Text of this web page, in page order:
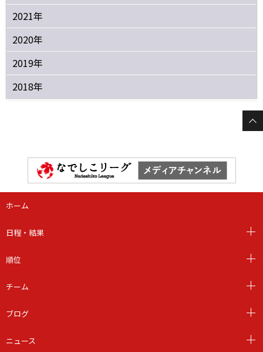
2021年
2020年
2019年
2018年
ホーム
日程・結果
順位
チーム
ブログ
ニュース